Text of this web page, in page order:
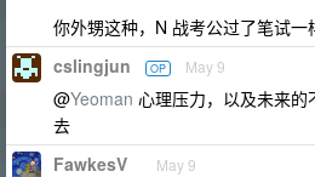
你外甥这种，N 战考公过了笔试一
cslingjun OP May 9
@Yeoman 心理压力，以及未来
去
FawkesV May 9